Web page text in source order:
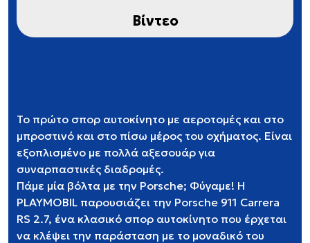
Βίντεο
Το πρώτο σπορ αυτοκίνητο με αεροτομές και στο
μπροστινό και στο πίσω μέρος του οχήματος. Είναι
εξοπλισμένο με πολλά αξεσουάρ για
συναρπαστικές διαδρομές.
Πάμε μία βόλτα με την Porsche; Φύγαμε! Η
PLAYMOBIL παρουσιάζει την Porsche 911 Carrera
RS 2.7, ένα κλασικό σπορ αυτοκίνητο που έρχεται
να κλέψει την παράσταση με το μοναδικό του